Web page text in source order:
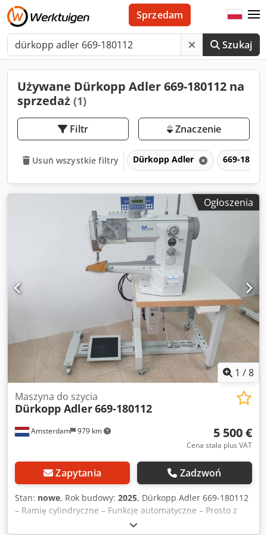
Szukaj
Sprzedam
Używane Dürkopp Adler 669-180112 na
sprzedaż (1)
Filtr Znaczenie
Usuń wszystkie filtry Dürkopp Adler 669-
Ogłoszenia
1 /8
Amsterdam 979 km
Maszyna do szycia
Dürkopp Adler669-180112
5 500 €
Cena stała plus VAT
Zapytania Zadzwoń
Stan: nowe, Rok budowy: 2025, Dürkopp Adler 669-180112
– Ramię cylindryczne – Funkcje automatyczne – Prosto z
magazynu – 5 500 € netto Dkodpfx Amewi I D Nehsr Na